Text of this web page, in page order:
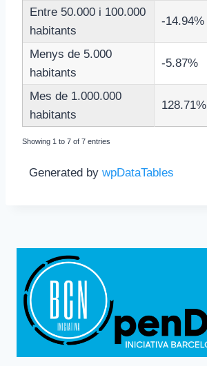
Entre 50.000 i 100.000
habitants
-14.94%
Menys de 5.000
habitants
-5.87%
Mes de 1.000.000
habitants
128.71%
Showing 1 to 7 of 7 entries
Generated by wpDataTables